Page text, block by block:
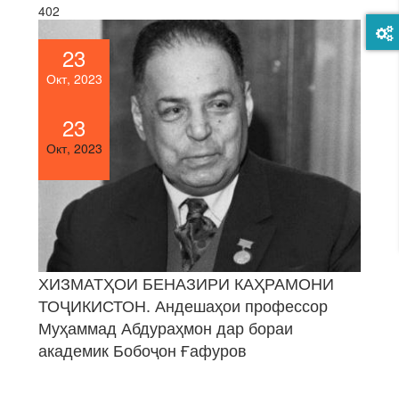
402
23
Окт, 2023
23
Окт, 2023
ХИЗМАТҲОИ БЕНАЗИРИ КАҲРАМОНИ
ТОҶИКИСТОН. Андешаҳои профессор
Муҳаммад Абдураҳмон дар бораи
академик Бобоҷон Ғафуров